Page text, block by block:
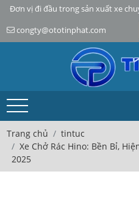
Đơn vị đi đầu trong sản xuất xe
congty@ototinphat.com
Trang chủ
tintuc
Xe Chở Rác Hino: Bền Bỉ,
2025